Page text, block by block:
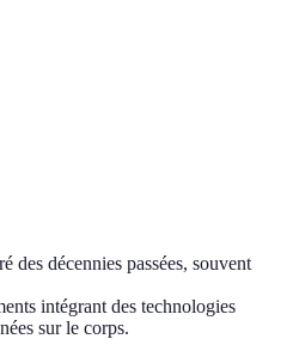
des décennies passées, souvent
intégrant des technologies
sur le corps.